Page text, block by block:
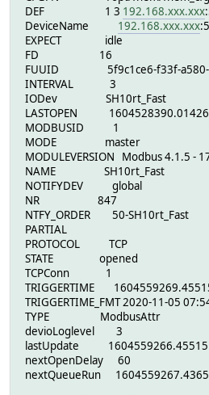
DEF 1 3 192.168.xxx.xxx
DeviceName 192.168.xxx.xxx
EXPECT idle
FD 16
FUUID 5f9c1ce6-f33f-a580-
INTERVAL 3
IODev SH10rt_Fast
LASTOPEN 1604528390.01426
MODBUSID 1
MODE master
MODULEVERSION Modbus 4.1.5 -
NAME SH10rt_Fast
NOTIFYDEV global
NR 847
NTFY_ORDER 50-SH10rt_Fast
PARTIAL
PROTOCOL TCP
STATE opened
TCPConn 1
TRIGGERTIME
TRIGGERTIME_FMT 2020-11-05
TYPE ModbusAttr
devioLoglevel 3
lastUpdate 1604559266.45515
nextOpenDelay 60
nextQueueRun